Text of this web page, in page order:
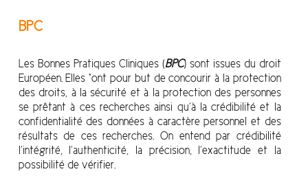
BPC
Les Bonnes Pratiques Cliniques (BPC) sont issues du droit
Européen. Elles “ont pour but de concourir à la protection
des droits, à la sécurité et à la protection des personnes
se prêtant à ces recherches ainsi qu’à la crédibilité et la
confidentialité des données à caractère personnel et des
résultats de ces recherches. On entend par crédibilité
l’intégrité, l’authenticité, la précision, l’exactitude et la
possibilité de vérifier.